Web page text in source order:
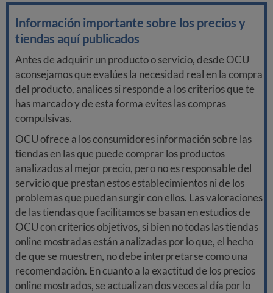
Información importante sobre los precios y
tiendas aquí publicados
Antes de adquirir un producto o servicio, desde OCU
aconsejamos que evalúes la necesidad real en la compra
del producto, analices si responde a los criterios que te
has marcado y de esta forma evites las compras
compulsivas.
OCU ofrece a los consumidores información sobre las
tiendas en las que puede comprar los productos
analizados al mejor precio, pero no es responsable del
servicio que prestan estos establecimientos ni de los
problemas que puedan surgir con ellos. Las valoraciones
de las tiendas que facilitamos se basan en estudios de
OCU con criterios objetivos, si bien no todas las tiendas
online mostradas están analizadas por lo que, el hecho
de que se muestren, no debe interpretarse como una
recomendación. En cuanto a la exactitud de los precios
online mostrados, se actualizan dos veces al día por lo